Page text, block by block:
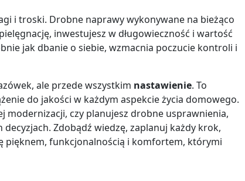
i troski. Drobne naprawy wykonywane na bieżąco
inwestujesz w długowieczność i wartość
jak dbanie o siebie, wzmacnia poczucie kontroli i
ale przede wszystkim nastawienie. To
do jakości w każdym aspekcie życia domowego.
modernizacji, czy planujesz drobne usprawnienia,
decyzjach. Zdobądź wiedzę, zaplanuj każdy krok,
pięknem, funkcjonalnością i komfortem, którymi